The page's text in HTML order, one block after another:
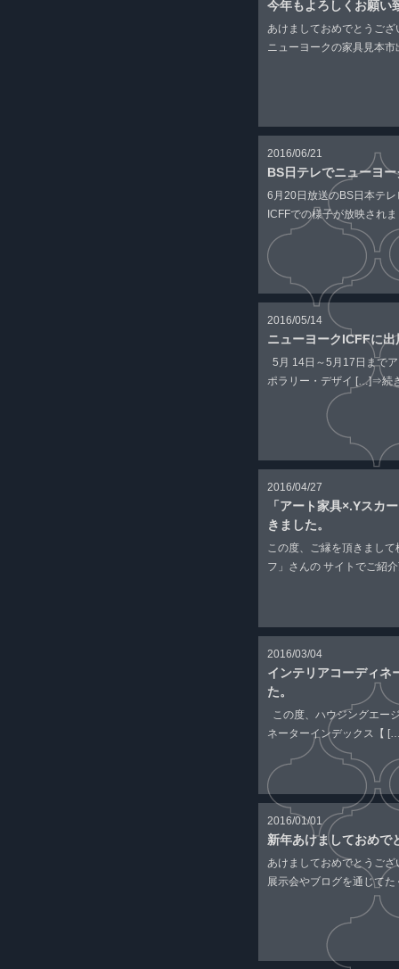
今年もよろしくお願い
あけましておめでとうご
ニューヨークの家具見本
2016/06/21
BS日テレでニューヨ
6月20日放送のBS日本テ
ICFFでの様子が放映され
2016/05/14
ニューヨークICFFに出
5月 14日～5月17日まで
ポラリー・デザイ […]⇒続
2016/04/27
「アート家具×.Yスカ
きました。
この度、ご縁を頂きまし
フ」さんの サイトでご紹
2016/03/04
インテリアコーディネ
た。
この度、ハウジングエー
ネーターインデックス【
2016/01/01
新年あけましておめで
あけましておめでとうご
展示会やブログを通じて